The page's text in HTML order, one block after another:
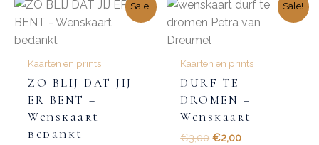
Sale!
Kaarten en prints
ZO BLIJ DAT JIJ
ER BENT –
Wenskaart
bedankt
Sale!
Kaarten en prints
DURF TE
DROMEN –
Wenskaart
€3,00 €2,00